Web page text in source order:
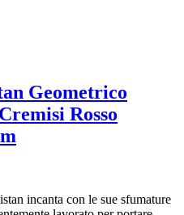
Geometrico
Rosso
incanta con le sue sfumature